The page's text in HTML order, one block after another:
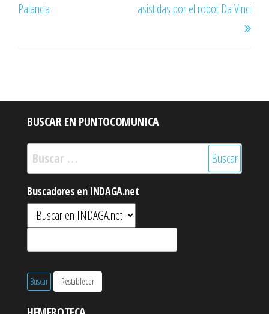
Palancia
asistidas por el robot Da Vinci
BUSCAR EN PUNTOCOMUNICA
Buscar:
Buscadores en INDAGA.net